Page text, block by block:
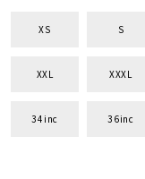
XS S
XXL XXXL
34inc 36inc